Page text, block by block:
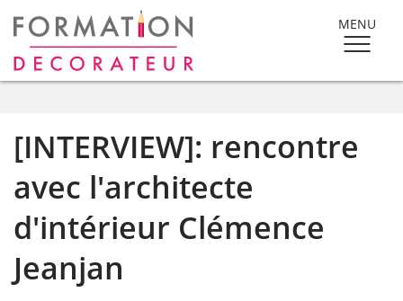
MENU
[INTERVIEW]: rencontre
avec l'architecte
d'intérieur Clémence
Jeanjan